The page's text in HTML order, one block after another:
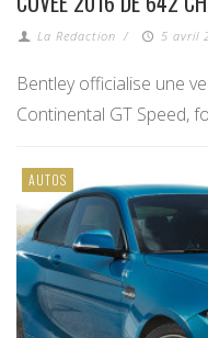
La Redaction / 5 avril
Bentley officialise une
Continental GT Speed,
AUTOS